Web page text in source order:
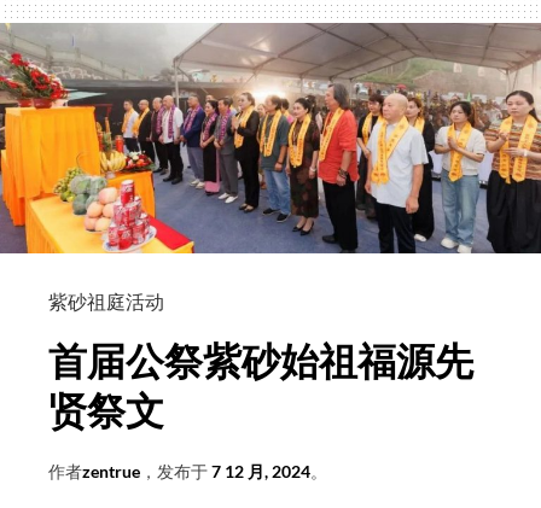
远
史
上
首
次
公
祭
始
祖
紫砂祖庭活动
首届公祭紫砂始祖福源先
贤祭文
作者zentrue ，发布于7 12 月, 2024。